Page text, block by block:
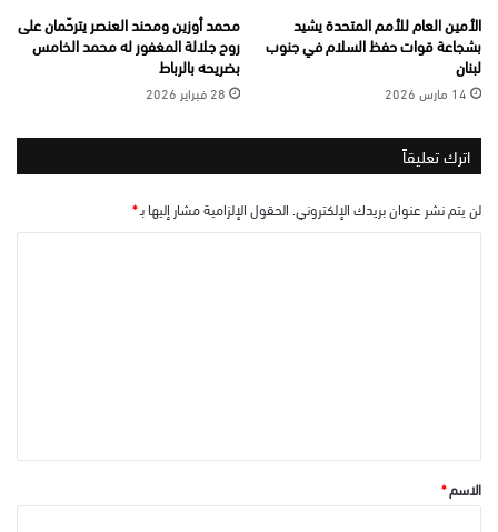
الأمين العام للأمم المتحدة يشيد
بشجاعة قوات حفظ السلام في جنوب
لبنان
14 مارس 2026
محمد أوزين ومحند العنصر يترحّمان على
روح جلالة المغفور له محمد الخامس
بضريحه بالرباط
28 فبراير 2026
اترك تعليقاً
لن يتم نشر عنوان بريدك الإلكتروني. الحقول الإلزامية مشار إليها بـ*
*الاسم*